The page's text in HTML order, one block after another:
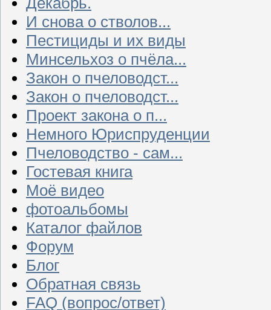
И снова о стволов...
Пестициды и их виды
Минсельхоз о пчёла...
Закон о пчеловодст...
Закон о пчеловодст...
Проект закона о п...
Немного Юриспруденции
Пчеловодство - сам...
Гостевая книга
Моё видео
фотоальбомы
Каталог файлов
Форум
Блог
Обратная связь
FAQ (вопрос/ответ)